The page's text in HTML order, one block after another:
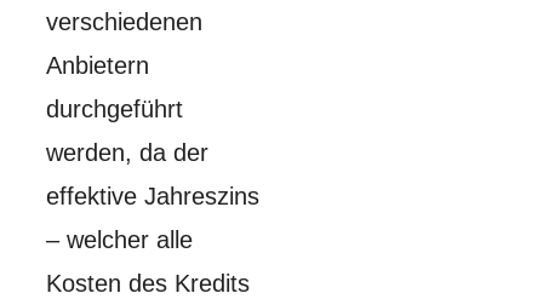
verschiedenen
Anbietern
durchgeführt
werden, da der
effektive Jahreszins
– welcher alle
Kosten des Kredits